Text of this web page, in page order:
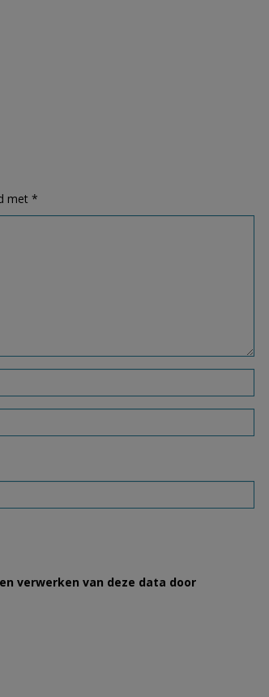
met *
verwerken van deze data door